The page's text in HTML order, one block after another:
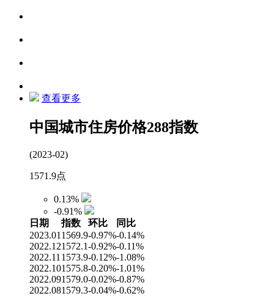
查看更多
中国城市住房价格288指数
(2023-02)
1571.9点
0.13%
-0.91%
日期
指数 环比
同比
2023.01 1569.9-0.97%-0.14%
2022.121572.1-0.92%-0.11%
2022.11 1573.9-0.12%-1.08%
2022.101575.8-0.20%-1.01%
2022.091579.0-0.02%-0.87%
2022.081579.3-0.04%-0.62%